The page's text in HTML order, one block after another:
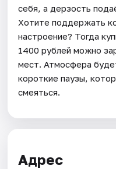
себя, а дерзость
Хотите поддержать
настроение? Тогда
1400 рублей можно
мест. Атмосфера
короткие паузы,
смеяться.
Адрес